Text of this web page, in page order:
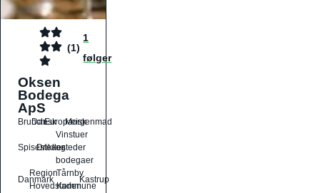
(1)
1
følger
Oksen
Bodega
ApS
Brunch
DanskEuropæiskMorgenmad
Spisesteder
Drikkesteder
Vinstuer
og
bodegaer
Danmark
Region
Hovedstaden
Tårnby
Kommune
Kastrup